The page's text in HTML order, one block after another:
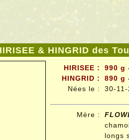
& HINGRID des
HIRISEE :
HINGRID :
Nées le :
990 g
890 g
30-11-
Mère :
longs